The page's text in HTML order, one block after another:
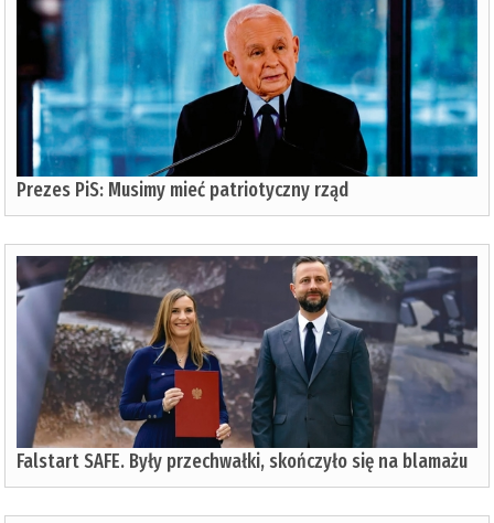
Prezes PiS: Musimy mieć patriotyczny rząd
Falstart SAFE. Były przechwałki, skończyło się na blamażu